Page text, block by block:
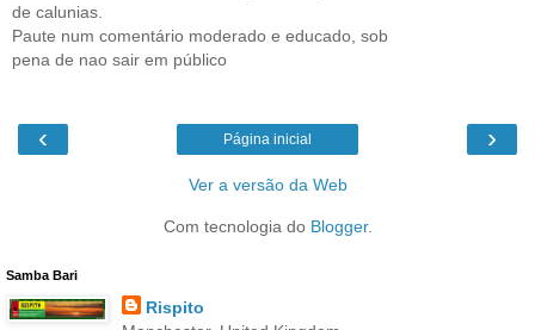
de calunias.
Paute num comentário moderado e educado, sob
pena de nao sair em público
‹ ›
Página inicial
Ver a versão da Web
Com tecnologia do Blogger.
Samba Bari
Rispito